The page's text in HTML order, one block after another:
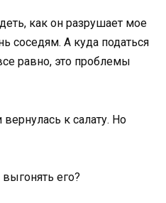
как он разрушает мое
соседям. А куда податься
равно, это проблемы
к салату. Но
его?